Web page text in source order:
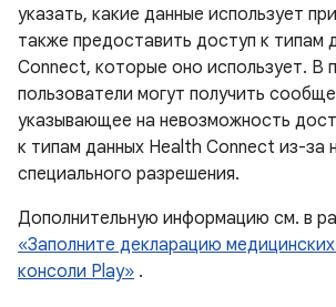
указать, какие данные использует
также предоставить доступ к типам
Connect, которые оно использует. В
пользователи могут получить
указывающее на невозможность
к типам данных Health Connect из-за
специального разрешения.
Дополнительную информацию см. в
«Заполните декларацию
консоли Play» .